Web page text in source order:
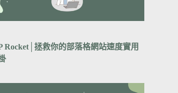
Rocket│拯救你的部落格網站速度實用